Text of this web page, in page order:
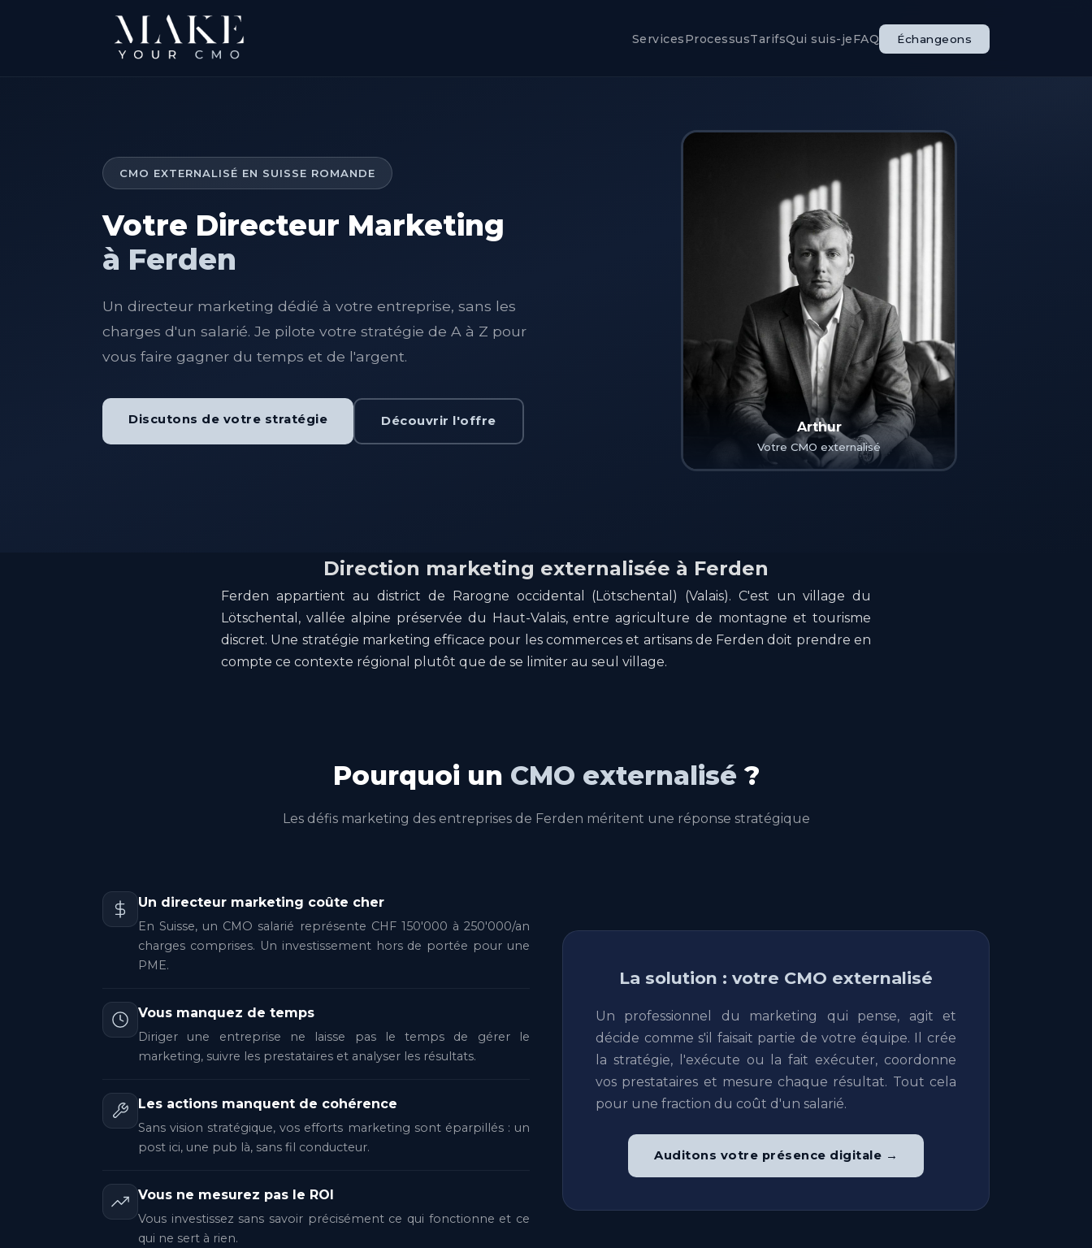
ServicesProcessusTarifsQui suis-jeFAQ Échangeons
CMO EXTERNALISÉ EN SUISSE ROMANDE
Votre Directeur Marketing
à Ferden
Un directeur marketing dédié à votre entreprise, sans les
charges d'un salarié. Je pilote votre stratégie de A à Z pour
vous faire gagner du temps et de l'argent.
Discutons de votre stratégie Découvrir l'offre Arthur
Votre CMO externalisé
Direction marketing externalisée à Ferden
Ferden appartient au district de Rarogne occidental (Lötschental) (Valais). C'est un village du
Lötschental, vallée alpine préservée du Haut-Valais, entre agriculture de montagne et tourisme
discret. Une stratégie marketing efficace pour les commerces et artisans de Ferden doit prendre en
compte ce contexte régional plutôt que de se limiter au seul village.
Pourquoi un CMO externalisé ?
Les défis marketing des entreprises de Ferden méritent une réponse stratégique
Un directeur marketing coûte cher
En Suisse, un CMO salarié représente CHF 150'000 à 250'000/an
charges comprises. Un investissement hors de portée pour une
PME.
Vous manquez de temps
Diriger une entreprise ne laisse pas le temps de gérer le
marketing, suivre les prestataires et analyser les résultats.
Les actions manquent de cohérence
Sans vision stratégique, vos efforts marketing sont éparpillés : un
post ici, une pub là, sans fil conducteur.
Vous ne mesurez pas le ROI
Vous investissez sans savoir précisément ce qui fonctionne et ce
qui ne sert à rien.
La solution : votre CMO externalisé
Un professionnel du marketing qui pense, agit et
décide comme s'il faisait partie de votre équipe. Il crée
la stratégie, l'exécute ou la fait exécuter, coordonne
vos prestataires et mesure chaque résultat. Tout cela
pour une fraction du coût d'un salarié.
Auditons votre présence digitale →